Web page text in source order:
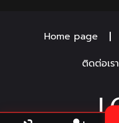
Home page
ติดต่อเรา